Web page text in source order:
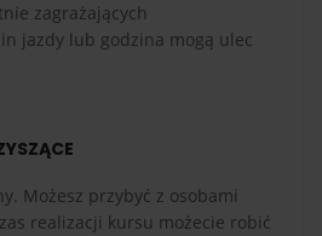
zagrażających
jazdy lub godzina mogą ulec
Możesz przybyć z osobami
realizacji kursu możecie robić